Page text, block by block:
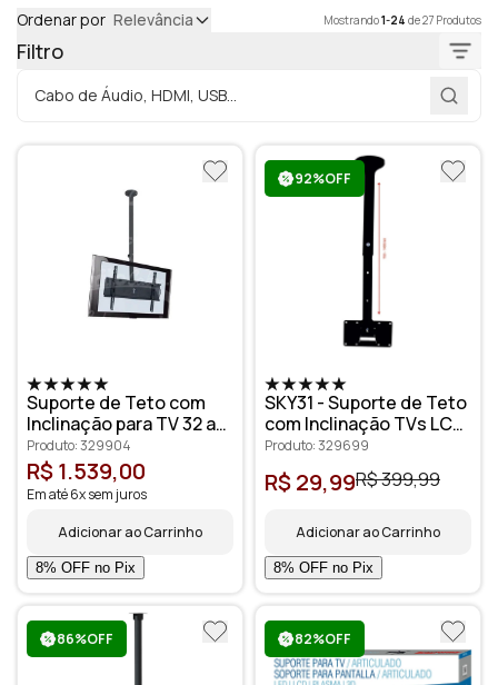
Ordenar por Relevância Mostrando1-24 de 27 Produtos
Filtro
Suporte de Teto com
Inclinação para TV 32 a
65" SKY-PRO Grande
Produto: 329904
R$ 1.539,00
Em até 6x sem juros
Adicionar ao Carrinho
92%OFF
SKY31 - Suporte de Teto
com Inclinação TVs LCD,
LED 19" até 56"
Produto: 329699
R$ 29,99R$ 399,99
Adicionar ao Carrinho
86%OFF 82%OFF